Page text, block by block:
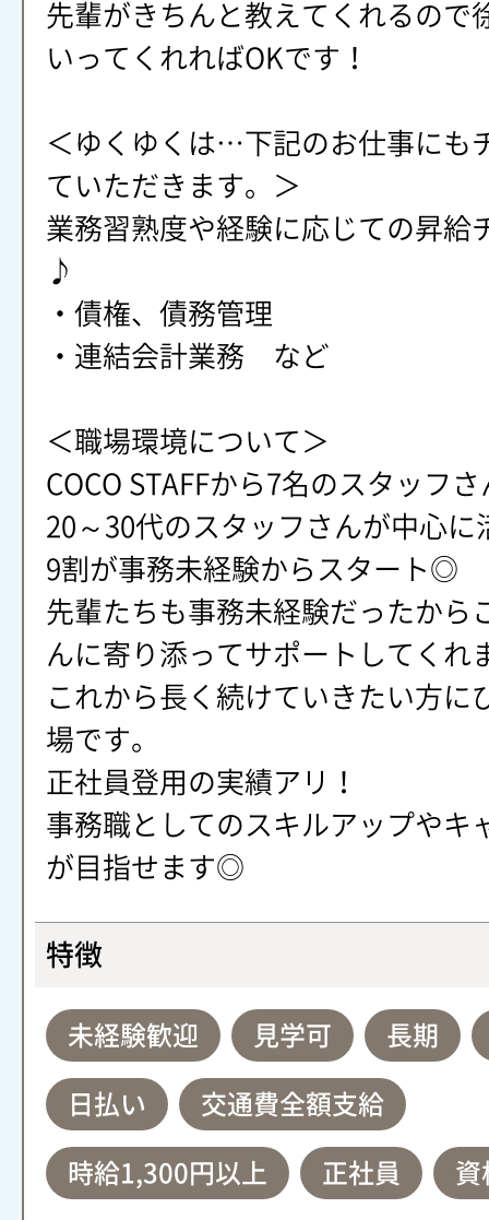
先輩がきちんと教えてくれるので
いってくれればOKです！
＜ゆくゆくは…下記のお仕事にも
ていただきます。＞
業務習熟度や経験に応じての昇給
♪
・債権、債務管理
・連結会計業務 など
＜職場環境について＞
COCO STAFFから7名のスタッフ
20～30代のスタッフさんが中心
9割が事務未経験からスタート◎
先輩たちも事務未経験だったから
んに寄り添ってサポートしてくれ
これから長く続けていきたい方に
場です。
正社員登用の実績アリ！
事務職としてのスキルアップやキ
が目指せます◎
特徴
未経験歓迎 見学可 長期
日払い 交通費全額支給
時給1,300円以上 正社員 資